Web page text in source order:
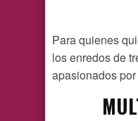
Para quienes
los enredos de
apasionados